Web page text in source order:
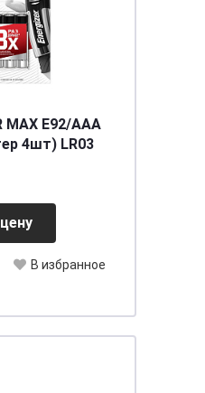
MAX E92/AAA
4шт) LR03
В избранное